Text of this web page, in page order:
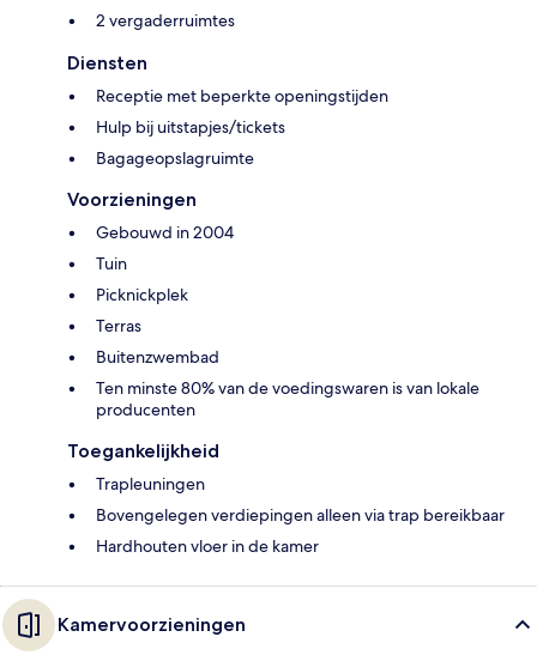
2 vergaderruimtes
Diensten
Receptie met beperkte openingstijden
Hulp bij uitstapjes/tickets
Bagageopslagruimte
Voorzieningen
Gebouwd in 2004
Tuin
Picknickplek
Terras
Buitenzwembad
Ten minste 80% van de voedingswaren is van lokale
producenten
Toegankelijkheid
Trapleuningen
Bovengelegen verdiepingen alleen via trap bereikbaar
Hardhouten vloer in de kamer
Kamervoorzieningen